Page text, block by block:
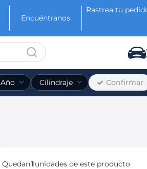
Encuéntranos
Rastrea tu
Año Cilindraje Confirmar
Quedan1unidades de este producto